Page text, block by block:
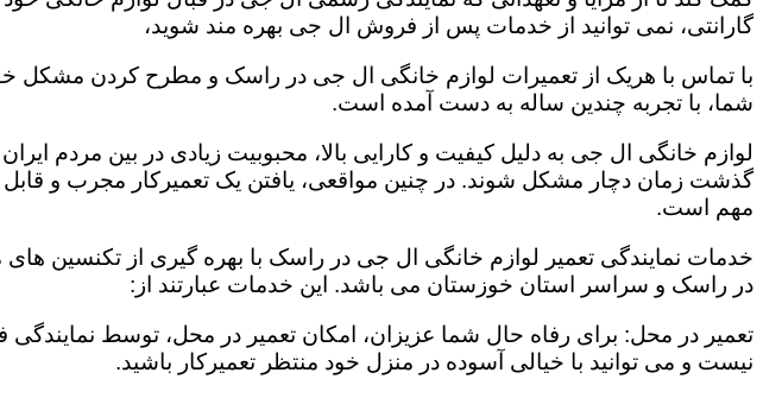
گارانتی، نمی توانید از خدمات پس از فروش ال جی بهره مند شوید،
با تماس با هریک از تعمیرات لوازم خانگی ال جی در راسک و مطرح کردن مشکل
شما، با تجربه چندین ساله به دست آمده است.
لوازم خانگی ال جی به دلیل کیفیت و کارایی بالا، محبوبیت زیادی در بین مردم
گذشت زمان دچار مشکل شوند. در چنین مواقعی، یافتن یک تعمیرکار مجرب و قابل
مهم است.
خدمات نمایندگی تعمیر لوازم خانگی ال جی در راسک با بهره گیری از تکنسین
در راسک و سراسر استان خوزستان می باشد. این خدمات عبارتند از:
تعمیر در محل: برای رفاه حال شما عزیزان، امکان تعمیر در محل، توسط
نیست و می توانید با خیالی آسوده در منزل خود منتظر تعمیرکار باشید.